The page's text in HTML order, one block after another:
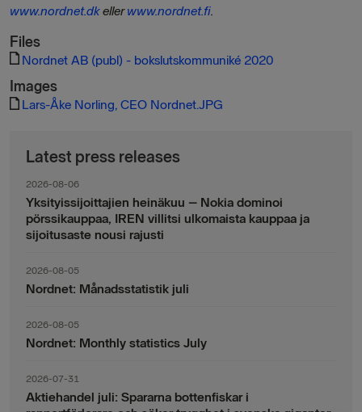
www.nordnet.dkellerwww.nordnet.fi.
Files
Nordnet AB (publ) - bokslutskommuniké 2020
Images
Lars-Åke Norling, CEO Nordnet.JPG
Latest press releases
2026-08-06
Yksityissijoittajien heinäkuu – Nokia dominoi
pörssikauppaa, IREN villitsi ulkomaista kauppaa ja
sijoitusaste nousi rajusti
2026-08-05
Nordnet: Månadsstatistik juli
2026-08-05
Nordnet: Monthly statistics July
2026-07-31
Aktiehandel juli: Spararna bottenfiskar i